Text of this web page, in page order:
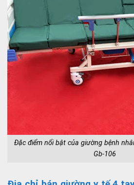
Đặc điểm nổi bật của giường bệnh
Gb-106